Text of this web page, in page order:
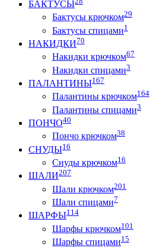
БАКТУСЫ
Бактусы крючком29
Бактусы спицами1
НАКИДКИ70
Накидки крючком67
Накидки спицами3
ПАЛАНТИНЫ167
Палантины крючком164
Палантины спицами3
ПОНЧО40
Пончо крючком38
СНУДЫ16
Снуды крючком16
ШАЛИ207
Шали крючком201
Шали спицами7
ШАРФЫ114
Шарфы крючком101
Шарфы спицами15